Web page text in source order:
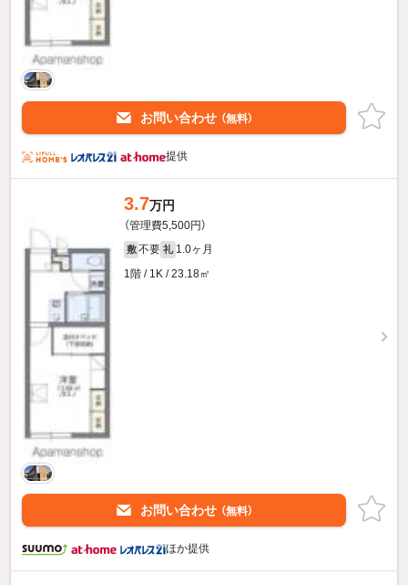
お問い合わせ （無料）
提供
3.7万円
（管理費5,500円）
敷 不要 礼 1.0ヶ月
1階 / 1K / 23.18㎡
お問い合わせ （無料）
ほか提供